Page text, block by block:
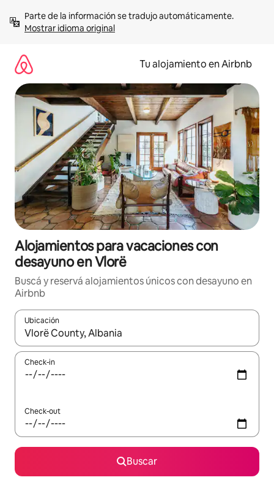
contenidoMostrar idioma original
Tu alojamiento en Airbnb
Alojamientos para vacaciones con
desayuno en Vlorë
Buscá y reservá alojamientos únicos con desayuno en
Airbnb
Ubicación
Cuando los resultados estén disponibles, navegá con las
Check-in
Check-out
Buscar